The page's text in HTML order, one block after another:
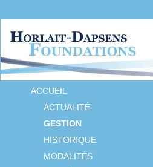
ACCUEIL
ACTUALITÉ
GESTION
HISTORIQUE
MODALITÉS